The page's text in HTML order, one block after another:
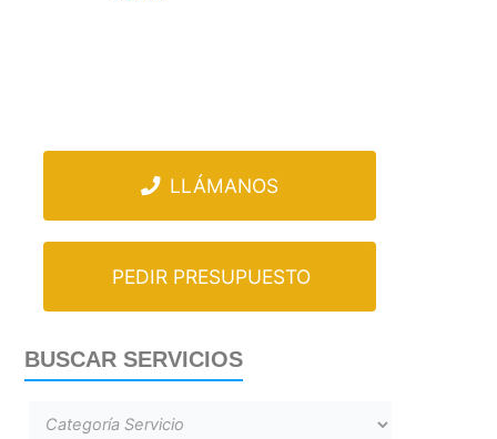
LLÁMANOS
PEDIR PRESUPUESTO
BUSCAR SERVICIOS